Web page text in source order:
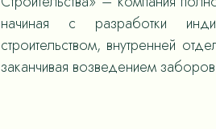
начиная с разработки
строительством, внутренней
заканчивая возведением